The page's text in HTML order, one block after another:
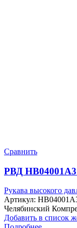
Сравнить
РВД
Рукава высокого
Артикул:
Челябинский
Добавить в список